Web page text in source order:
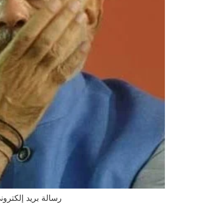
رسالة بريد إلكتروني من إبستين عام 2017 تشير إلى زيارة مودي